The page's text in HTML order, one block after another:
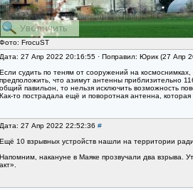
Фото: FrocuST
Дата: 27 Апр 2022 20:16:55 · Поправил: Юрик (27 Апр
Если судить по теням от сооружений на
предположить, что азимут антенны приблизительно
общий павильон, то нельзя исключить возможность
Как-то пострадала ещё и поворотная антенна,
Дата: 27 Апр 2022 22:52:36 #
Ещё 10 взрывных устройств нашли на территории
Напомним, накануне в Маяке прозвучали два взрыва.
акт».